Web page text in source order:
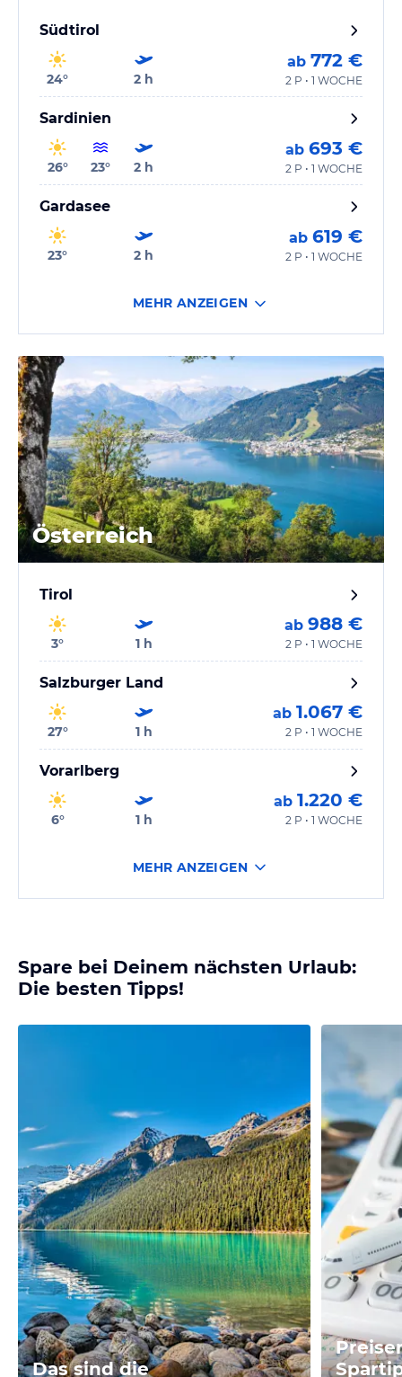
Südtirol
24° 2 h
ab 772 €
2 P • 1 WOCHE
Sardinien
26° 23° 2 h
ab 693 €
2 P • 1 WOCHE
Gardasee
23° 2 h
ab 619 €
2 P • 1 WOCHE
MEHR ANZEIGEN
Österreich
Tirol
3° 1h
ab 988 €
2 P • 1 WOCHE
Salzburger Land
27° 1h
ab 1.067 €
2 P • 1 WOCHE
Vorarlberg
6° 1h
ab 1.220 €
2 P • 1 WOCHE
MEHR ANZEIGEN
Spare bei Deinem nächsten Urlaub:
Die besten Tipps!
Das sind die